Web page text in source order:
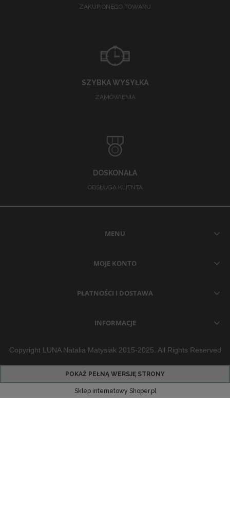
ZAKUPIONEGO TOWARU
SZYBKA WYSYŁKA
ZAMÓWIENIA
DOSKONAŁA
OBSŁUGA KLIENTA
MENU
MOJE KONTO
PŁATNOŚCI I DOSTAWA
INFORMACJE
Copyright LUNA Natalia Matysiak 2015-2025. All Rights Reserved
POKAŻ PEŁNĄ WERSJĘ STRONY
Sklep internetowy Shoper.pl